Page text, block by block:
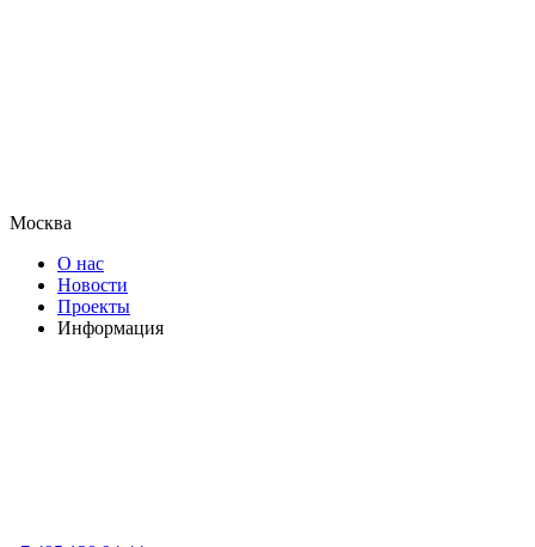
Москва
О нас
Новости
Проекты
Информация